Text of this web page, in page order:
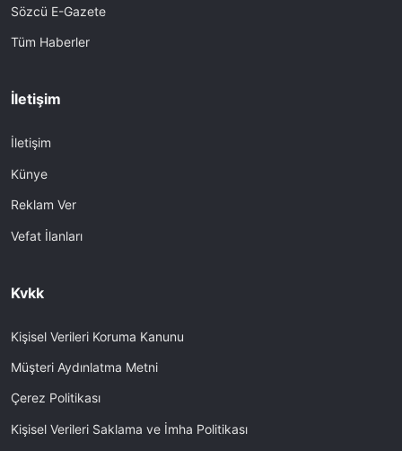
Sözcü E-Gazete
Tüm Haberler
İletişim
İletişim
Künye
Reklam Ver
Vefat İlanları
Kvkk
Kişisel Verileri Koruma Kanunu
Müşteri Aydınlatma Metni
Çerez Politikası
Kişisel Verileri Saklama ve İmha Politikası